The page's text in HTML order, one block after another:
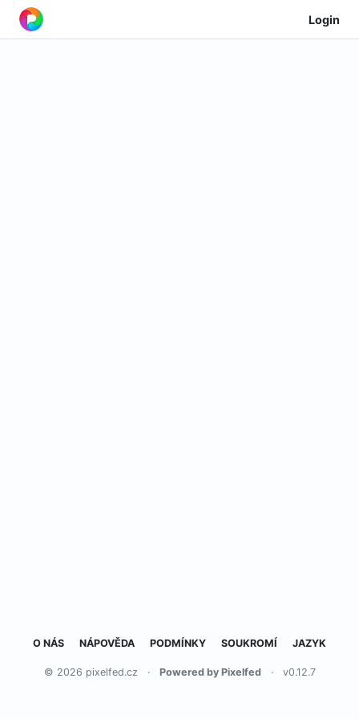
Login
O NÁS NÁPOVĚDA PODMÍNKY SOUKROMÍ JAZYK
© 2026 pixelfed.cz · Powered by Pixelfed · v0.12.7